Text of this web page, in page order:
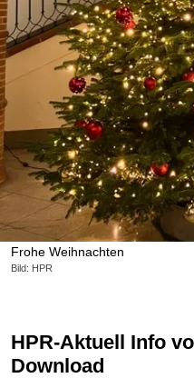
Frohe Weihnachten
Bild: HPR
HPR-Aktuell Info vom 14.12.2023 als
Download